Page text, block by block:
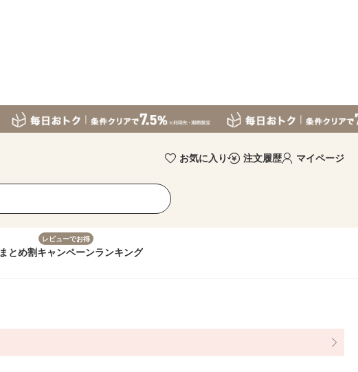
お気に入り 注文履歴 マイページ
まとめ割
レビューでお得
キャンペーンランキング